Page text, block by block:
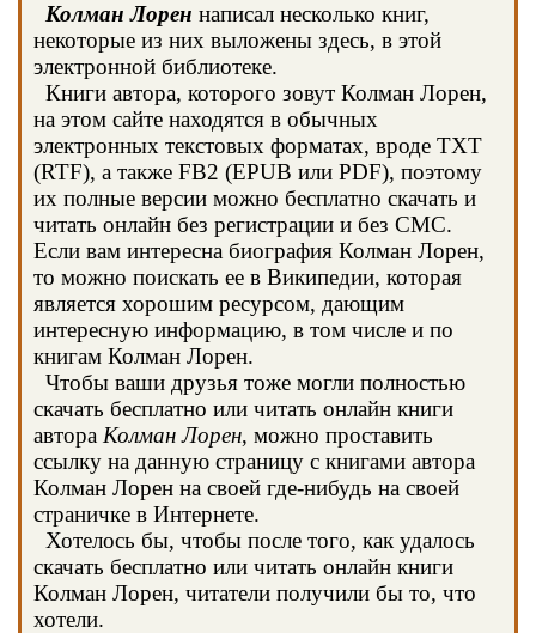
Колман Лорен написал несколько книг,
некоторые из них выложены здесь, в этой
электронной библиотеке.
Книги автора, которого зовут Колман Лорен,
на этом сайте находятся в обычных
электронных текстовых форматах, вроде TXT
(RTF), а также FB2 (EPUB или PDF), поэтому
их полные версии можно бесплатно скачать и
читать онлайн без регистрации и без СМС.
Если вам интересна биография Колман Лорен,
то можно поискать ее в Википедии, которая
является хорошим ресурсом, дающим
интересную информацию, в том числе и по
книгам Колман Лорен.
Чтобы ваши друзья тоже могли полностью
скачать бесплатно или читать онлайн книги
автора Колман Лорен, можно проставить
ссылку на данную страницу с книгами автора
Колман Лорен на своей где-нибудь на своей
страничке в Интернете.
Хотелось бы, чтобы после того, как удалось
скачать бесплатно или читать онлайн книги
Колман Лорен, читатели получили бы то, что
хотели.